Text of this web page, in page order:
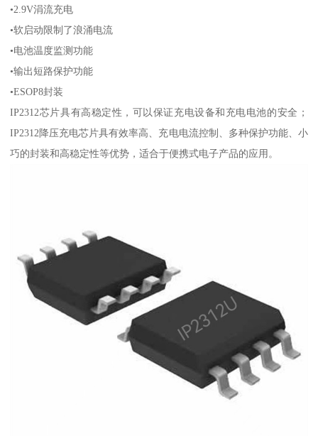
•2.9V涓流充电
•软启动限制了浪涌电流
•电池温度监测功能
•输出短路保护功能
•ESOP8封装
IP2312芯片具有高稳定性，可以保证充电设备和充电电池的安全；
IP2312降压充电芯片具有效率高、充电电流控制、多种保护功能、小
巧的封装和高稳定性等优势，适合于便携式电子产品的应用。